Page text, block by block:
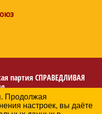
партия СПРАВЕДЛИВАЯ
в Архангельской
Продолжая
настроек, вы даёте